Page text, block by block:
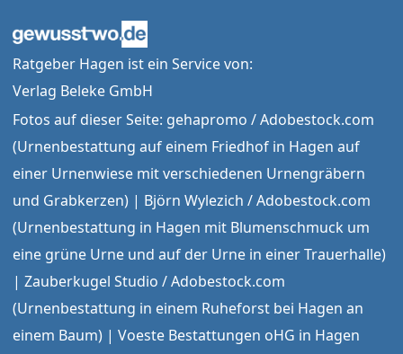
Ratgeber Hagen ist ein Service von:
Verlag Beleke GmbH
Fotos auf dieser Seite: gehapromo / Adobestock.com
(Urnenbestattung auf einem Friedhof in Hagen auf
einer Urnenwiese mit verschiedenen Urnengräbern
und Grabkerzen) | Björn Wylezich / Adobestock.com
(Urnenbestattung in Hagen mit Blumenschmuck um
eine grüne Urne und auf der Urne in einer Trauerhalle)
| Zauberkugel Studio / Adobestock.com
(Urnenbestattung in einem Ruheforst bei Hagen an
einem Baum) | Voeste Bestattungen oHG in Hagen